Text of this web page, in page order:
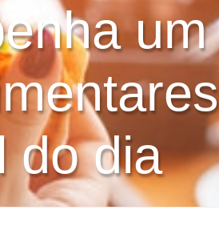
um
do dia